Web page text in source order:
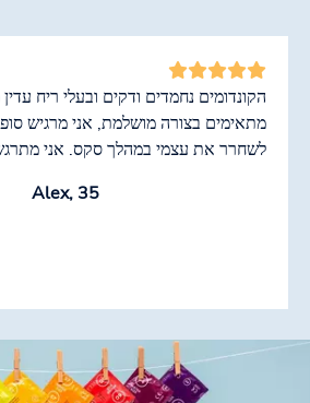
הקונדומים נחמדים ודקים ובעלי ריח
מתאימים בצורה מושלמת, אני מרגיש
לשחרר את עצמי במהלך סקס. אני
Alex, 35